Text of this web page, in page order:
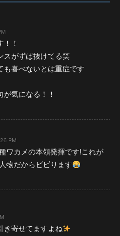
！
スがずば抜けてる笑
も喜べないとは重症です
気になる！！
PM
ワカメの本領発揮です!これが
物だからビビります
き寄せてますよね